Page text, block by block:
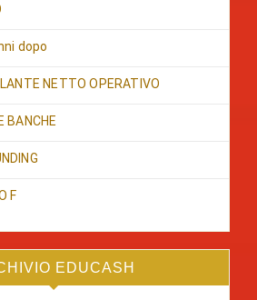
dopo
NETTO OPERATIVO
BANCHE
F
EDUCASH